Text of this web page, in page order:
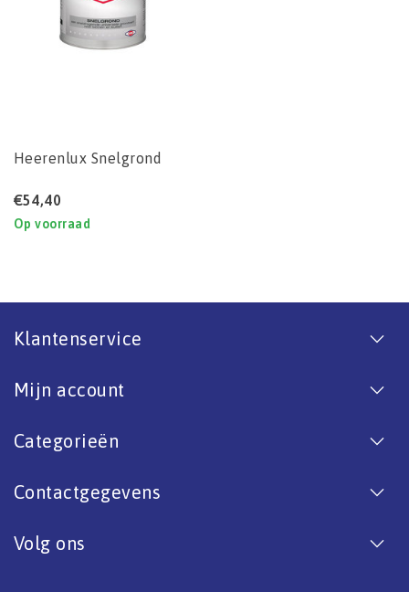
Heerenlux Snelgrond
€54,40
Op voorraad
Klantenservice
Mijn account
Categorieën
Contactgegevens
Volg ons